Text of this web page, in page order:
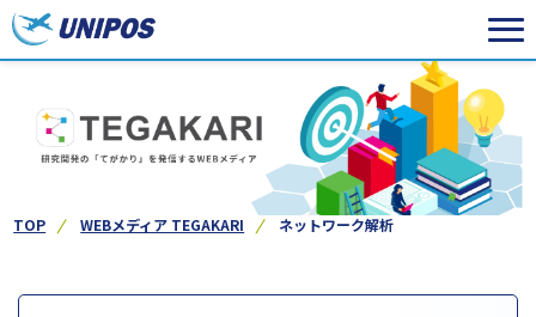
TOP WEBメディア TEGAKARI ネットワーク解析